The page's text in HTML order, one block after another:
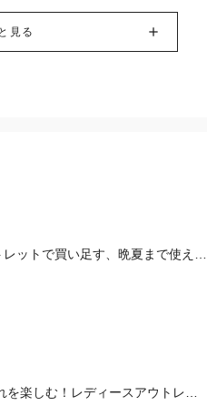
見る
ットで買い足す、晩夏まで使える
を楽しむ！レディースアウトレッ